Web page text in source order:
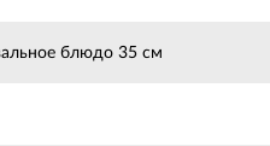
блюдо 35 см